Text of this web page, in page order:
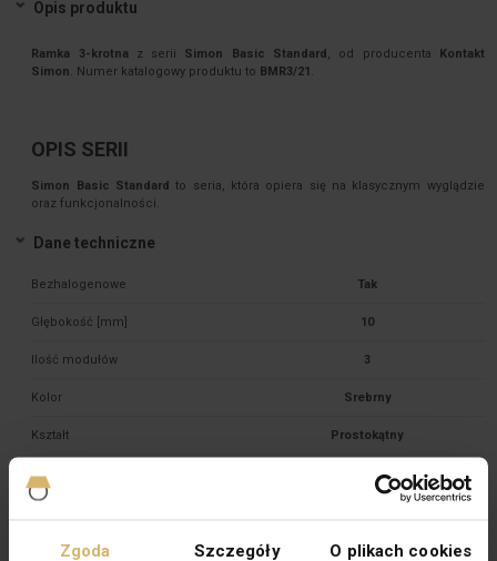
Zgoda Szczegóły O plikach cookies
Opis produktu
Ramka 3-krotna z serii Simon Basic Standard , od producenta
Kontakt
Simon. Numer katalogowy produktu to BMR3/21 .
OPIS SERII
Simon Basic Standardto seria, która opiera się na klasycznym wyglądzie
oraz funkcjonalności.
Dane techniczne
Bezhalogenowe Tak
Głębokość [mm] 10
Ilość modułów 3
Kolor Srebrny
Kształt Prostokątny
Materiał Tworzywo sztuczne
Rodzaj Standardowe